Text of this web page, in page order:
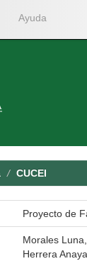
Ayuda
CUCEI
Proyecto de
Morales
Herrera